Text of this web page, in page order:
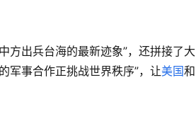
方出兵台海的最新迹象”，还拼接了大
军事合作正挑战世界秩序”，让美国和